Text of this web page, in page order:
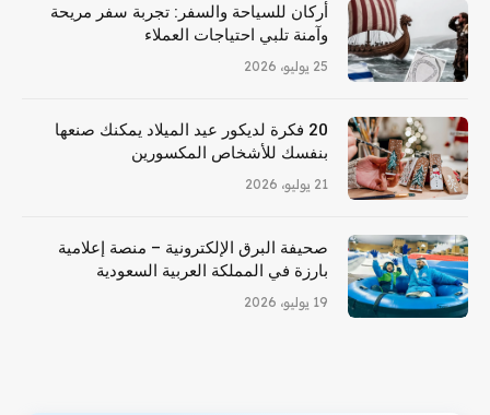
أركان للسياحة والسفر: تجربة سفر مريحة
وآمنة تلبي احتياجات العملاء
25 يوليو، 2026
20 فكرة لديكور عيد الميلاد يمكنك صنعها
بنفسك للأشخاص المكسورين
21 يوليو، 2026
صحيفة البرق الإلكترونية – منصة إعلامية
بارزة في المملكة العربية السعودية
19 يوليو، 2026